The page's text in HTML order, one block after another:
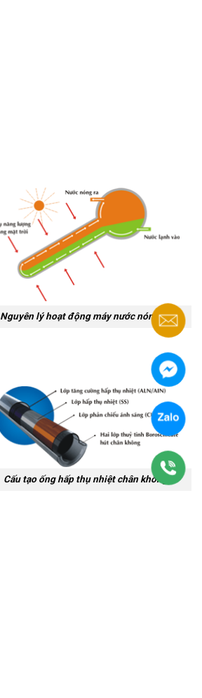
Nguyên lý hoạt động máy nước nóng
Cấu tạo ống hấp thụ nhiệt chân không